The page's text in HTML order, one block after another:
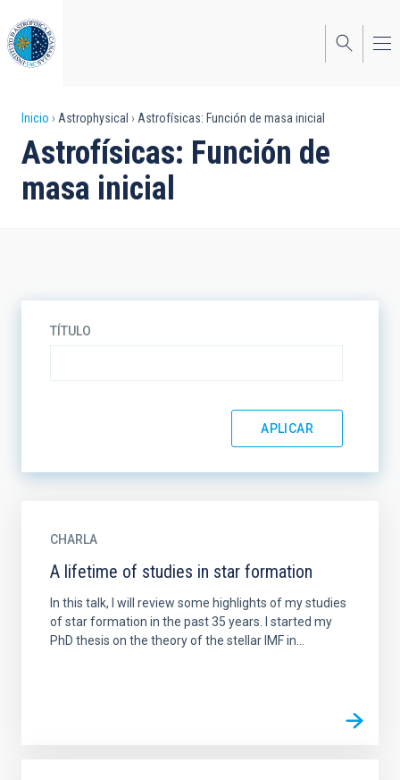
al
contenido
principal
Sobrescribir
enlaces
de
Inicio Astrophysical Astrofísicas: Función de masa inicial
Astrofísicas: Función de
masa inicial
TÍTULO
CHARLA
A lifetime of studies in star formation
In this talk, I will review some highlights of my studies
of star formation in the past 35 years. I started my
PhD thesis on the theory of the stellar IMF in...